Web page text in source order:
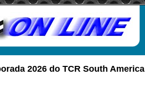
2026 do TCR South